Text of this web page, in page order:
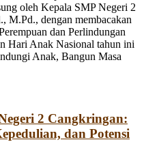
oleh Kepala SMP Negeri 2
M.Pd., dengan membacakan
dan Perlindungan
Hari Anak Nasional tahun ini
Anak, Bangun Masa
2 Cangkringan:
dan Potensi